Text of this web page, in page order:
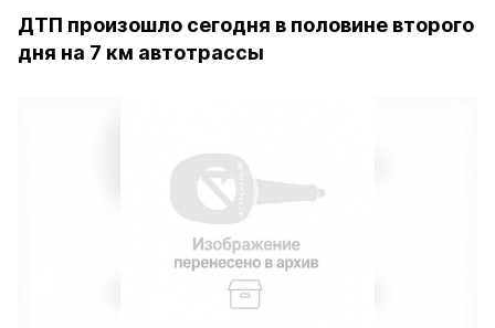
ДТП произошло сегодня в половине второго
дня на 7 км автотрассы